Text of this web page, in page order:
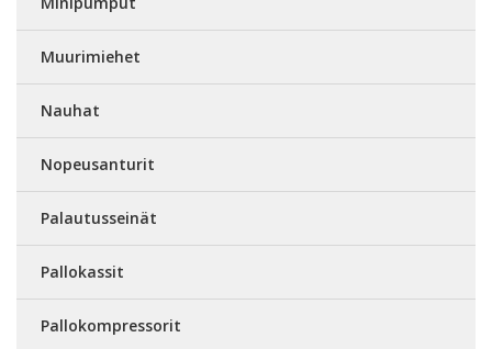
Muurimiehet
Nauhat
Nopeusanturit
Palautusseinät
Pallokassit
Pallokompressorit